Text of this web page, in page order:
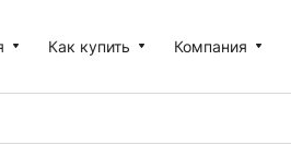
Как купить Компания